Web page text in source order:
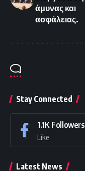
άμυνας και
ασφάλειας.
Stay Connected
1.1K Followers
Like
Latest News